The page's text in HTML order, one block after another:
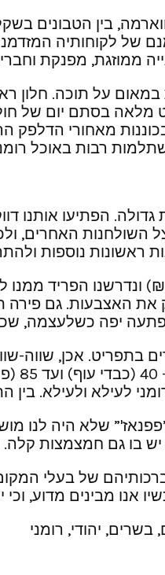
של לקוחותיה
ממוזגת, מפנקת
על תוכה. חלון
בסתם יום של חול
מאחורי הדלפק
רבות באוכל
הפתיעו אותנו
ראשונות נוספות
לקחנו סטייק אנטריקוט אחד
את האצבעות. גם
בתפריט. אכן,
לעילא ולעילא.
שלא היה לנו
בו גם חמצמצות קלה.
של בעלי
בשרים, יהודי, רומני